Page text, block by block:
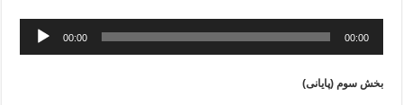
Audio
Player
00:00 00:00
بخش سوم (پایانی)